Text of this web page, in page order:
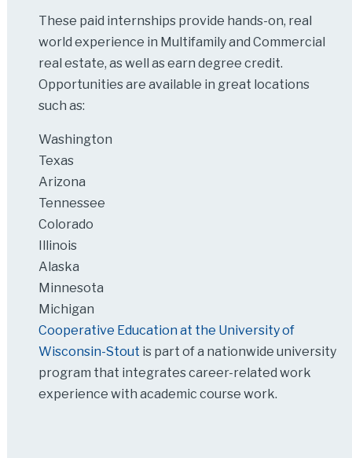
These paid internships provide hands-on, real
world experience in Multifamily and Commercial
real estate, as well as earn degree credit.
Opportunities are available in great locations
such as:
Washington
Texas
Arizona
Tennessee
Colorado
Illinois
Alaska
Minnesota
Michigan
Cooperative Education at the University of
Wisconsin-Stout is part of a nationwide university
program that integrates career-related work
experience with academic course work.